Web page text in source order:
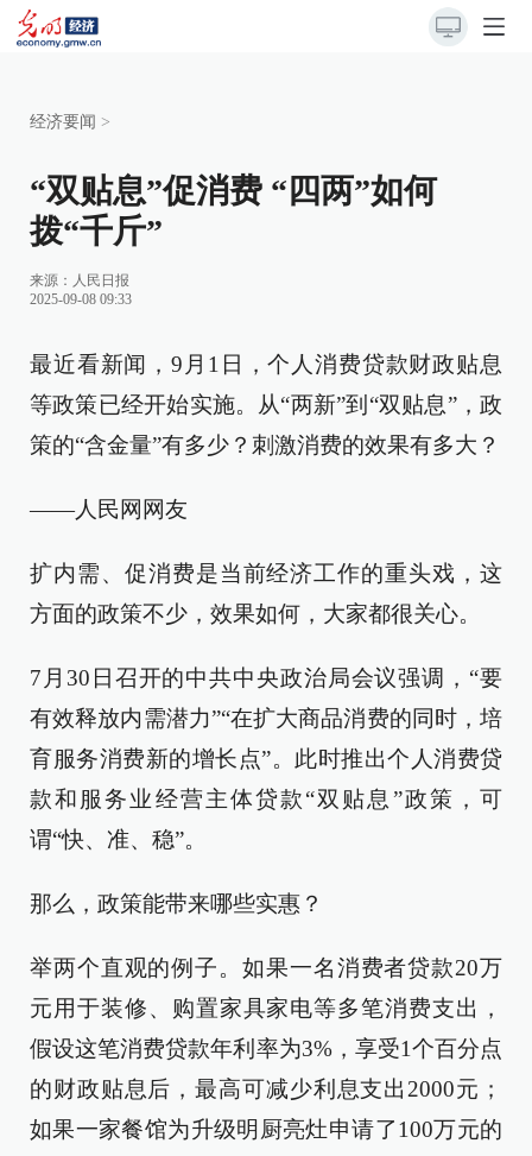
经济要闻 >
“双贴息”促消费 “四两”如何
拨“千斤”
来源： 人民日报
2025-09-08 09:33
最近看新闻，9月1日，个人消费贷款财政贴息
等政策已经开始实施。从“两新”到“双贴息”，政
策的“含金量”有多少？刺激消费的效果有多大？
——人民网网友
扩内需、促消费是当前经济工作的重头戏，这
方面的政策不少，效果如何，大家都很关心。
7月30日召开的中共中央政治局会议强调，“要
有效释放内需潜力”“在扩大商品消费的同时，培
育服务消费新的增长点”。此时推出个人消费贷
款和服务业经营主体贷款“双贴息”政策，可
谓“快、准、稳”。
那么，政策能带来哪些实惠？
举两个直观的例子。如果一名消费者贷款20万
元用于装修、购置家具家电等多笔消费支出，
假设这笔消费贷款年利率为3%，享受1个百分点
的财政贴息后，最高可减少利息支出2000元；
如果一家餐馆为升级明厨亮灶申请了100万元的